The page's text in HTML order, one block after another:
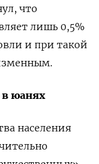
что
лишь 0,5%
и при такой
юанях
населения